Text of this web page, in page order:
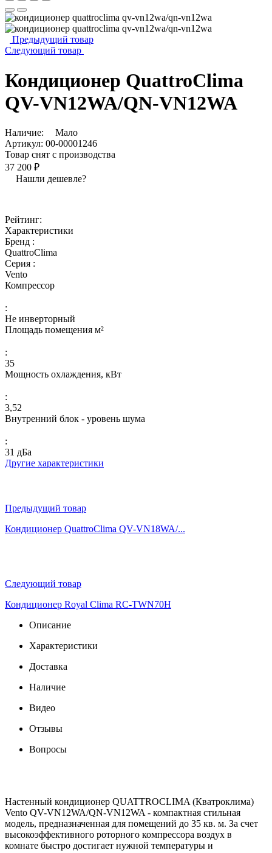
Предыдущий товар
Следующий товар
Кондиционер QuattroСlima
QV-VN12WA/QN-VN12WA
Наличие:
Мало
Артикул: 00-00001246
Товар снят с производства
37 200 ₽
Нашли дешевле?
Рейтинг:
Характеристики
Бренд :
QuattroClima
Серия :
Vento
Компрессор
:
Не инверторный
Площадь помещения м²
:
35
Мощность охлаждения, кВт
:
3,52
Внутренний блок - уровень шума
:
31 дБа
Другие характеристики
Предыдущий товар
Кондиционер QuattroСlima QV-VN18WA/...
Следующий товар
Кондиционер Royal Clima RC-TWN70H
Описание
Характеристики
Доставка
Наличие
Видео
Отзывы
Вопросы
Настенный кондиционер QUATTROCLIMA (Кватроклима)
Vento QV-VN12WA/QN-VN12WA - компактная стильная
модель, предназначенная для помещений до 35 кв. м. За счет
высокоэффективного роторного компрессора воздух в
комнате быстро достигает нужной температуры и